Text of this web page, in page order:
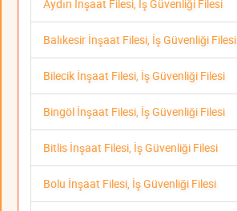
Aydın İnşaat Filesi, İş Güvenliği Filesi
Balıkesir İnşaat Filesi, İş Güvenliği Filesi
Bilecik İnşaat Filesi, İş Güvenliği Filesi
Bingöl İnşaat Filesi, İş Güvenliği Filesi
Bitlis İnşaat Filesi, İş Güvenliği Filesi
Bolu İnşaat Filesi, İş Güvenliği Filesi